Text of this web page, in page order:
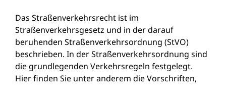
Das Straßenverkehrsrecht ist im
Straßenverkehrsgesetz und in der darauf
beruhenden Straßenverkehrsordnung (StVO)
beschrieben. In der Straßenverkehrsordnung sind
die grundlegenden Verkehrsregeln festgelegt.
Hier finden Sie unter anderem die Vorschriften,